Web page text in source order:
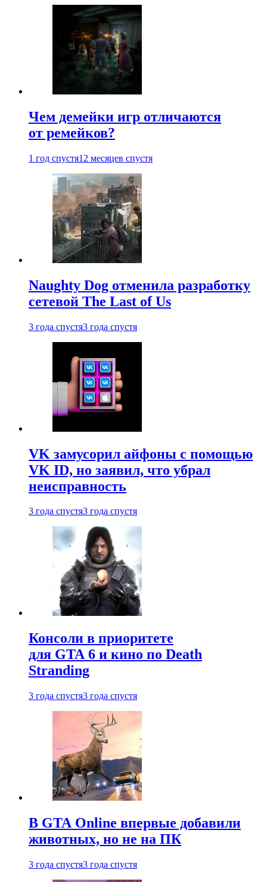
Чем демейки игр отличаются
от ремейков?
1 год спустя12 месяцев спустя
Naughty Dog отменила разработку
сетевой The Last of Us
3 года спустя3 года спустя
VK замусорил айфоны с помощью
VK ID, но заявил, что убрал
неисправность
3 года спустя3 года спустя
Консоли в приоритете
для GTA 6 и кино по Death
Stranding
3 года спустя3 года спустя
В GTA Online впервые добавили
животных, но не на ПК
3 года спустя3 года спустя